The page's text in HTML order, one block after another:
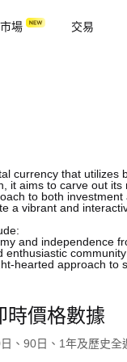
市場 交易
currency that
it aims to carve out
to both
a vibrant and
and independence
enthusiastic
hearted approach to
時價格數據
、90日、1年及歷史全